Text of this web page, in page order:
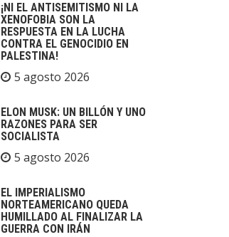
¡NI EL ANTISEMITISMO NI LA
XENOFOBIA SON LA
RESPUESTA EN LA LUCHA
CONTRA EL GENOCIDIO EN
PALESTINA!
5 agosto 2026
ELON MUSK: UN BILLÓN Y UNO
RAZONES PARA SER
SOCIALISTA
5 agosto 2026
EL IMPERIALISMO
NORTEAMERICANO QUEDA
HUMILLADO AL FINALIZAR LA
GUERRA CON IRÁN